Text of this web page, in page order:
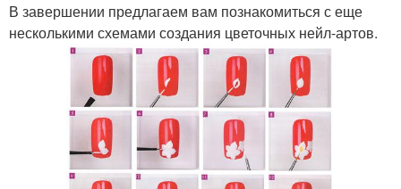
В завершении предлагаем вам познакомиться с еще
несколькими схемами создания цветочных нейл-артов.